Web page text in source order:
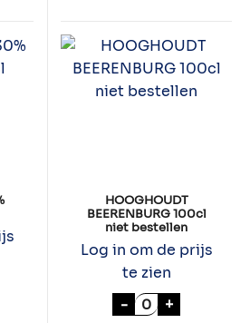
30% JENEVER 100cl aantal
HOOGHOUDT
BEERENBURG 100cl
niet bestellen
Log in om de prijs
te zien
- HOOGHOUDT
+